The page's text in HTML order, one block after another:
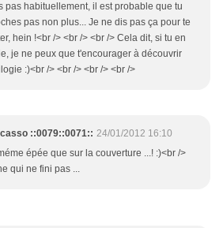
pas habituellement, il est probable que tu
pas non plus... Je ne dis pas ça pour te
hein !<br /> <br /> <br /> Cela dit, si tu en
je ne peux que t'encourager à découvrir
:)<br /> <br /> <br /> <br />
::0079::0071:: 24/01/2012 16:10
épée que sur la couverture ...! :)<br />
qui ne fini pas ...